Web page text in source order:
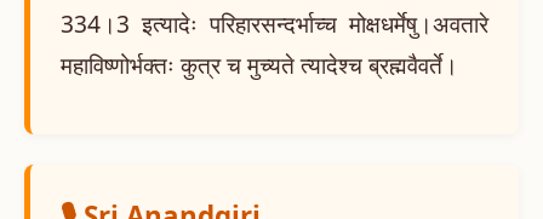
334।3 इत्यादेः परिहारसन्दर्भाच्च मोक्षधर्मेषु।अवतारे
महाविष्णोर्भक्तः कुत्र च मुच्यते त्यादेश्च ब्रह्मवैवर्ते।